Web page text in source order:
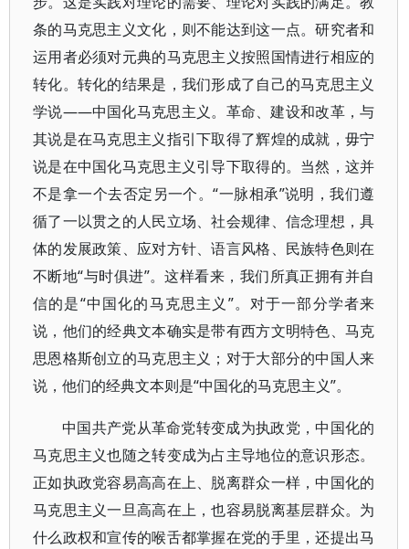
条的马克思主义文化，则不能达到这一点。研究者和
运用者必须对元典的马克思主义按照国情进行相应的
转化。转化的结果是，我们形成了自己的马克思主义
学说——中国化马克思主义。革命、建设和改革，与
其说是在马克思主义指引下取得了辉煌的成就，毋宁
说是在中国化马克思主义引导下取得的。当然，这并
不是拿一个去否定另一个。“一脉相承”说明，我们遵
循了一以贯之的人民立场、社会规律、信念理想，具
体的发展政策、应对方针、语言风格、民族特色则在
不断地“与时俱进”。这样看来，我们所真正拥有并自
信的是“中国化的马克思主义”。对于一部分学者来
说，他们的经典文本确实是带有西方文明特色、马克
思恩格斯创立的马克思主义；对于大部分的中国人来
说，他们的经典文本则是“中国化的马克思主义”。
中国共产党从革命党转变成为执政党，中国化的
马克思主义也随之转变成为占主导地位的意识形态。
正如执政党容易高高在上、脱离群众一样，中国化的
马克思主义一旦高高在上，也容易脱离基层群众。为
什么政权和宣传的喉舌都掌握在党的手里，还提出马